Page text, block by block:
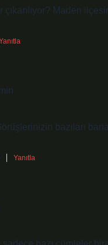
Maden
bazıları
Yanıtla